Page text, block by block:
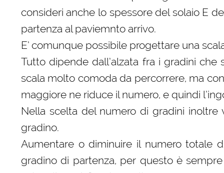
consideri anche lo spessore del solaio E
partenza al paviemnto arrivo.
E’ comunque possibile progettare una
Tutto dipende dall’alzata fra i gradini che
scala molto comoda da percorrere, ma
maggiore ne riduce il numero, e quindi
Nella scelta del numero di gradini
gradino.
Aumentare o diminuire il numero totale
gradino di partenza, per questo è